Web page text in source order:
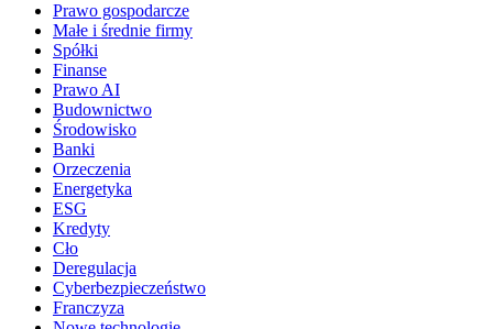
Prawo gospodarcze
Małe i średnie firmy
Spółki
Finanse
Prawo AI
Budownictwo
Środowisko
Banki
Orzeczenia
Energetyka
ESG
Kredyty
Cło
Deregulacja
Cyberbezpieczeństwo
Franczyza